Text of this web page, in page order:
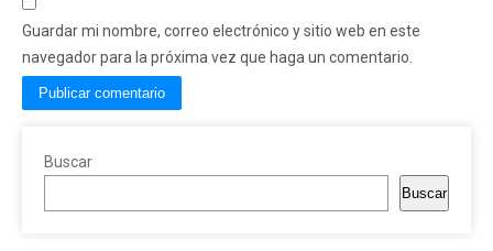
Guardar mi nombre, correo electrónico y sitio web en este
navegador para la próxima vez que haga un comentario.
Buscar
Buscar